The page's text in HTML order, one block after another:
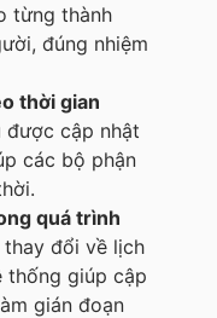
từng thành
đúng nhiệm
thời gian
được cập nhật
các bộ phận
quá trình
thay đổi về lịch
thống giúp cập
gián đoạn